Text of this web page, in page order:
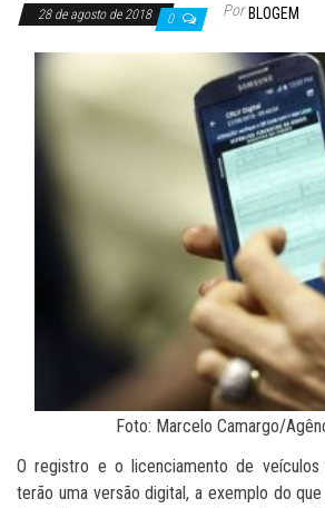
28 de agosto de 2018 0 Por BLOGEM
Foto: Marcelo Camargo/
O registro e o licenciamento de veículos
terão uma versão digital, a exemplo do